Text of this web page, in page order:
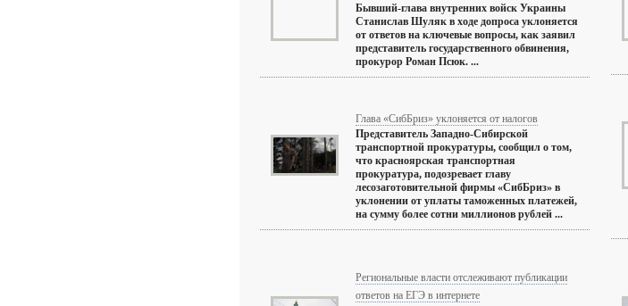
Бывший-глава внутренних войск Украины
Станислав Шуляк в ходе допроса уклоняется
от ответов на ключевые вопросы, как заявил
представитель государственного обвинения,
прокурор Роман Псюк. ...
Глава «СибБриз» уклоняется от налогов
Представитель Западно-Сибирской
транспортной прокуратуры, сообщил о том,
что красноярская транспортная
прокуратура, подозревает главу
лесозаготовительной фирмы «СибБриз» в
уклонении от уплаты таможенных платежей,
на сумму более сотни миллионов рублей ...
Региональные власти отслеживают публикации
ответов на ЕГЭ в интернете